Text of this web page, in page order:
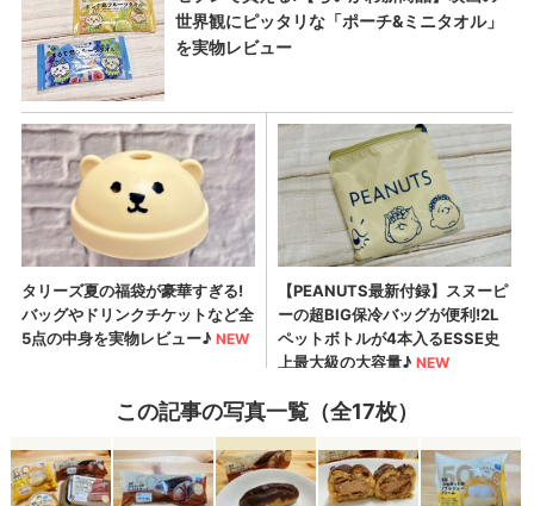
この記事の写真一覧（全17枚）